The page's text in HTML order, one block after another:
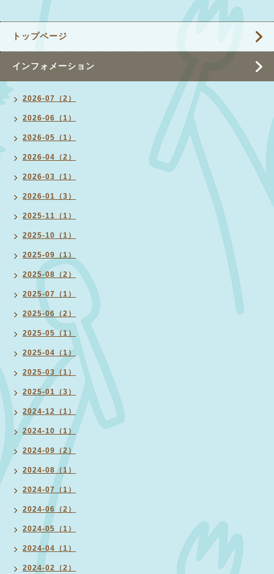
トップページ
インフォメーション
2026-07（2）
2026-06（1）
2026-05（1）
2026-04（2）
2026-03（1）
2026-01（3）
2025-11（1）
2025-10（1）
2025-09（1）
2025-08（2）
2025-07（1）
2025-06（2）
2025-05（1）
2025-04（1）
2025-03（1）
2025-01（3）
2024-12（1）
2024-10（1）
2024-09（2）
2024-08（1）
2024-07（1）
2024-06（2）
2024-05（1）
2024-04（1）
2024-02（2）